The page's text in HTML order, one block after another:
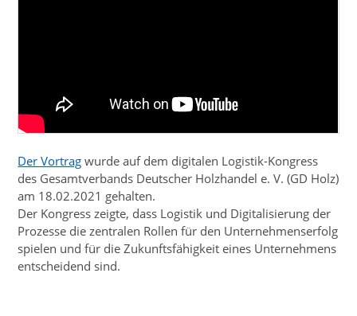
Der Vortrag wurde auf dem digitalen Logistik-Kongress
des Gesamtverbands Deutscher Holzhandel e. V. (GD Holz)
am 18.02.2021 gehalten.
Der Kongress zeigte, dass Logistik und Digitalisierung der
Prozesse die zentralen Rollen für den Unternehmenserfolg
spielen und für die Zukunftsfähigkeit eines Unternehmens
entscheidend sind.